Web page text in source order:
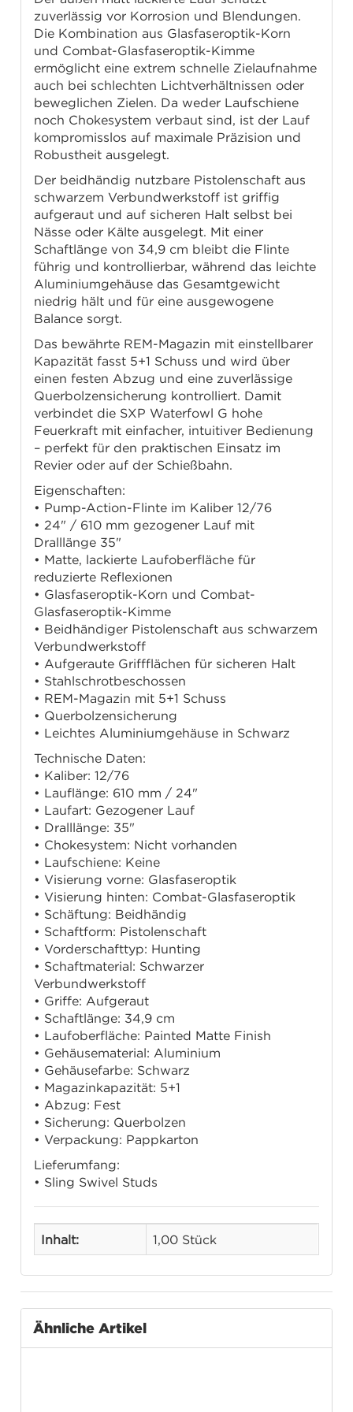
zuverlässig vor Korrosion und Blendungen.
Die Kombination aus Glasfaseroptik-Korn
und Combat-Glasfaseroptik-Kimme
ermöglicht eine extrem schnelle Zielaufnahme
auch bei schlechten Lichtverhältnissen oder
beweglichen Zielen. Da weder Laufschiene
noch Chokesystem verbaut sind, ist der Lauf
kompromisslos auf maximale Präzision und
Robustheit ausgelegt.
Der beidhändig nutzbare Pistolenschaft aus
schwarzem Verbundwerkstoff ist griffig
aufgeraut und auf sicheren Halt selbst bei
Nässe oder Kälte ausgelegt. Mit einer
Schaftlänge von 34,9 cm bleibt die Flinte
führig und kontrollierbar, während das leichte
Aluminiumgehäuse das Gesamtgewicht
niedrig hält und für eine ausgewogene
Balance sorgt.
Das bewährte REM-Magazin mit einstellbarer
Kapazität fasst 5+1 Schuss und wird über
einen festen Abzug und eine zuverlässige
Querbolzensicherung kontrolliert. Damit
verbindet die SXP Waterfowl G hohe
Feuerkraft mit einfacher, intuitiver Bedienung
– perfekt für den praktischen Einsatz im
Revier oder auf der Schießbahn.
Eigenschaften:
• Pump-Action-Flinte im Kaliber 12/76
• 24" / 610 mm gezogener Lauf mit
Dralllänge 35"
• Matte, lackierte Laufoberfläche für
reduzierte Reflexionen
• Glasfaseroptik-Korn und Combat-
Glasfaseroptik-Kimme
• Beidhändiger Pistolenschaft aus schwarzem
Verbundwerkstoff
• Aufgeraute Griffflächen für sicheren Halt
• Stahlschrotbeschossen
• REM-Magazin mit 5+1 Schuss
• Querbolzensicherung
• Leichtes Aluminiumgehäuse in Schwarz
Technische Daten:
• Kaliber: 12/76
• Lauflänge: 610 mm / 24"
• Laufart: Gezogener Lauf
• Dralllänge: 35"
• Chokesystem: Nicht vorhanden
• Laufschiene: Keine
• Visierung vorne: Glasfaseroptik
• Visierung hinten: Combat-Glasfaseroptik
• Schäftung: Beidhändig
• Schaftform: Pistolenschaft
• Vorderschafttyp: Hunting
• Schaftmaterial: Schwarzer
Verbundwerkstoff
• Griffe: Aufgeraut
• Schaftlänge: 34,9 cm
• Laufoberfläche: Painted Matte Finish
• Gehäusematerial: Aluminium
• Gehäusefarbe: Schwarz
• Magazinkapazität: 5+1
• Abzug: Fest
• Sicherung: Querbolzen
• Verpackung: Pappkarton
Lieferumfang:
• Sling Swivel Studs
Inhalt: 1,00 Stück
Ähnliche Artikel